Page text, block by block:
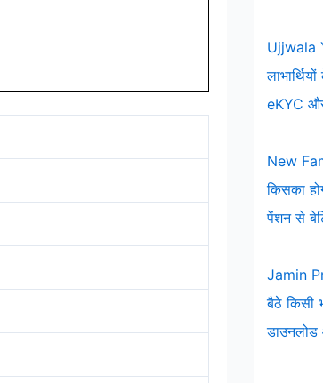
Ujjwala
eKYC
New
किसका
पेंशन से
Jamin
बैठे किसी
डाउनलोड